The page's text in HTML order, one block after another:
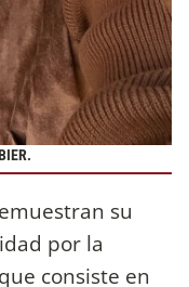
su
por la
consiste en